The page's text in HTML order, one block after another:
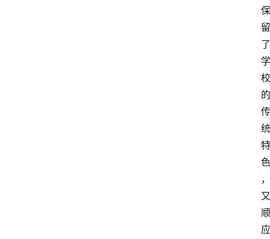
保
留
了
学
校
的
传
统
特
色
，
又
顺
应